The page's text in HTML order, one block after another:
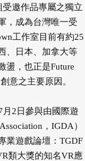
邀作品專屬之獨立
，成為台灣唯一受
工作室目前有約25
、日本、加拿大等
盪，也正是Future
意之主要原因。
月2日參與由國際遊
，IGDA）
業遊戲論壇：TGDF
類大獎的知名VR應